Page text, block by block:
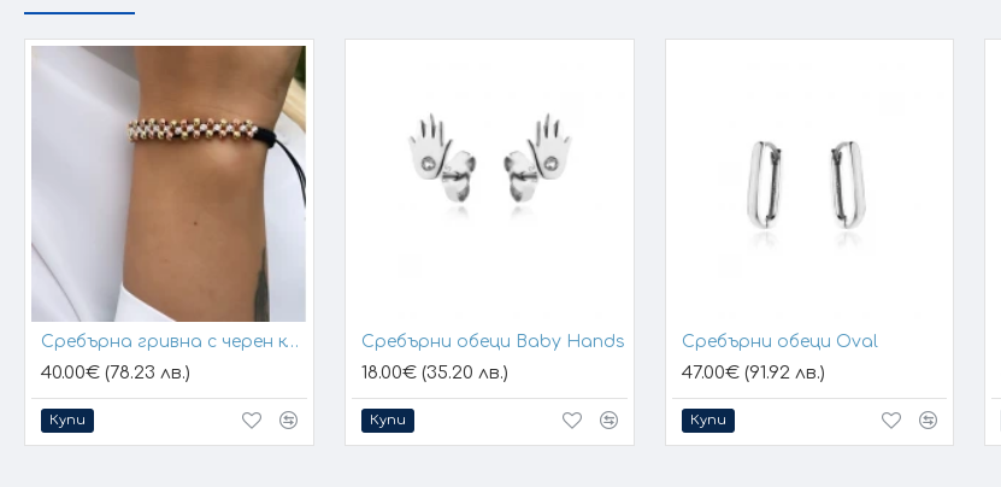
Сребърна гривна с черен конец и позлатени топчета
40.00€ (78.23 лв.)
Купи
Сребърни обеци Baby Hands
18.00€ (35.20 лв.)
Купи
Сребърни обеци Oval
47.00€ (91.92 лв.)
Купи